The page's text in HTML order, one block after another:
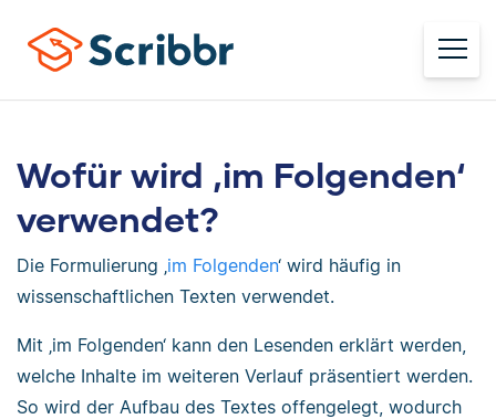
Wofür wird ‚im Folgenden‘
verwendet?
Die Formulierung ‚im Folgenden‘ wird häufig in
wissenschaftlichen Texten verwendet.
Mit ‚im Folgenden‘ kann den Lesenden erklärt werden,
welche Inhalte im weiteren Verlauf präsentiert werden.
So wird der Aufbau des Textes offengelegt, wodurch